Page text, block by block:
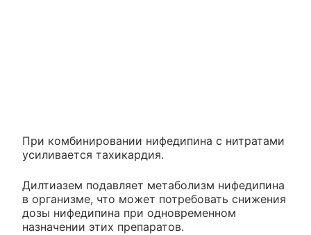
При комбинировании нифедипина с нитратами
усиливается тахикардия.
Дилтиазем подавляет метаболизм нифедипина
в организме, что может потребовать снижения
дозы нифедипина при одновременном
назначении этих препаратов.